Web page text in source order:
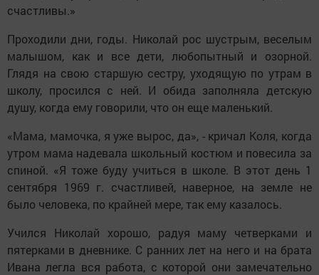
счастливы.»
Проходили дни, годы. Николай рос шустрым, веселым
малышом, как и все дети, любопытный и озорной.
Глядя на свою старшую сестру, уходящую по утрам в
школу, просился с ней. И обида заполняла детскую
душу, когда ему говорили, что он еще маленький.
«Мама, мамочка, я уже вырос, да», - кричал Коля, когда
утром мама надевала школьный костюм и повесила за
спиной. «Я тоже буду учиться в школе. В этот день 1
сентября 1969 г. счастливей, наверное, на земле не
было человека, по крайней мере, так ему казалось.
Учился Николай хорошо, радуя маму четверками и
пятерками в дневнике. С ранних лет на него и на брата
Ивана легла вся работа, с которой они замечательно